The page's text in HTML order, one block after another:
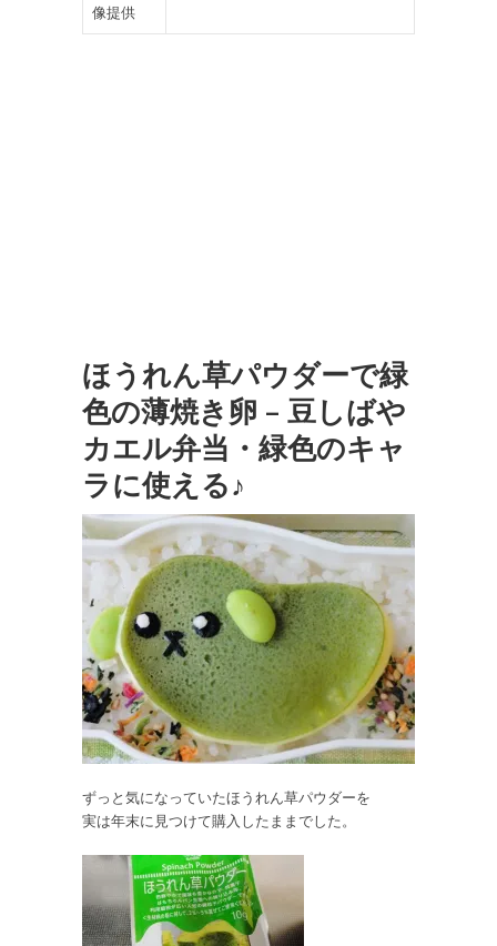
像提供
ほうれん草パウダーで緑
色の薄焼き卵 – 豆しばや
カエル弁当・緑色のキャ
ラに使える♪
ずっと気になっていたほうれん草パウダーを
実は年末に見つけて購入したままでした。